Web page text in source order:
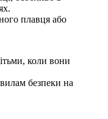
плавця або
коли вони
безпеки на